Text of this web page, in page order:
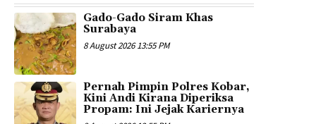
Gado-Gado Siram Khas
Surabaya
8 August 2026 13:55 PM
Pernah Pimpin Polres Kobar,
Kini Andi Kirana Diperiksa
Propam: Ini Jejak Kariernya